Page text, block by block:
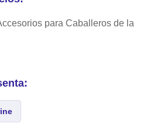
para Caballeros de la